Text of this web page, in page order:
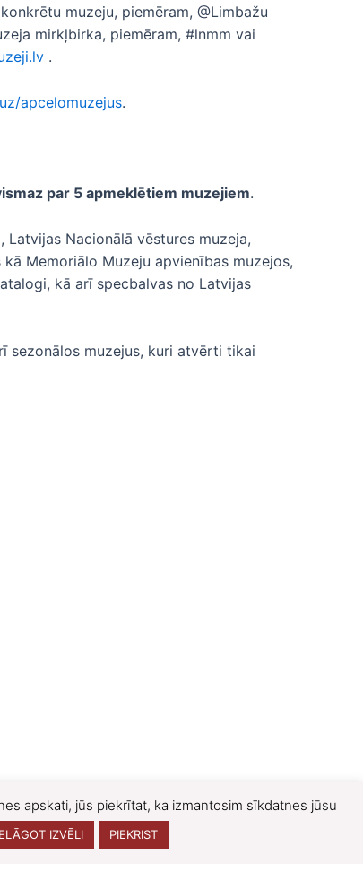
muzeju, piemēram, @Limbažu
mirkļbirka, piemēram, #lnmm vai
.
apcelomuzejus.
par 5 apmeklētiem muzejiem.
Nacionālā vēstures muzeja,
Memoriālo Muzeju apvienības muzejos,
kā arī specbalvas no Latvijas
sezonālos muzejus, kuri atvērti tikai
apskati, jūs piekrītat, ka izmantosim sīkdatnes jūsu
IZVĒLI PIEKRIST